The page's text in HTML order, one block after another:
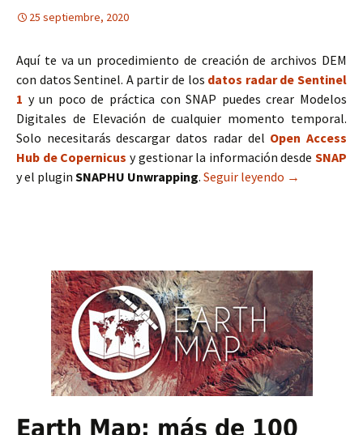
25 septiembre, 2020
Aquí te va un procedimiento de creación de archivos DEM
con datos Sentinel. A partir de los datos radar de Sentinel
1 y un poco de práctica con SNAP puedes crear Modelos
Digitales de Elevación de cualquier momento temporal.
Solo necesitarás descargar datos radar del Open Access
Hub de Copernicus y gestionar la información desde SNAP
y el plugin SNAPHU Unwrapping. Seguir leyendo Manual de
→
Earth Map: más de 100